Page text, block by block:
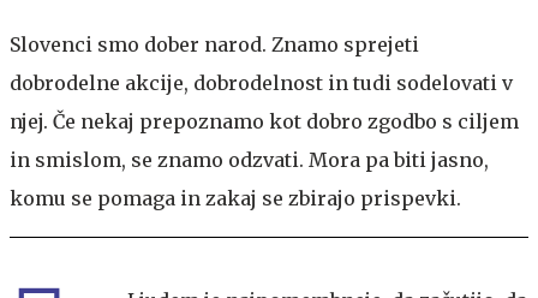
Slovenci smo dober narod. Znamo sprejeti
dobrodelne akcije, dobrodelnost in tudi sodelovati v
njej. Če nekaj prepoznamo kot dobro zgodbo s ciljem
in smislom, se znamo odzvati. Mora pa biti jasno,
komu se pomaga in zakaj se zbirajo prispevki.